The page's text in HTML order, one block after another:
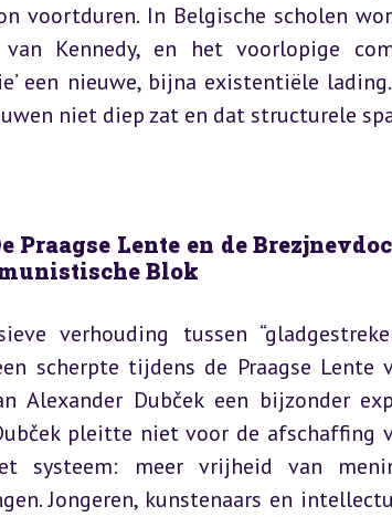
voortduren. In Belgische scholen
van Kennedy, en het voorlopige
een nieuwe, bijna existentiële
niet diep zat en dat structurele
Praagse Lente en de
Blok
verhouding tussen
scherpte tijdens de Praagse
Alexander Dubček een bijzonder
pleitte niet voor de
systeem: meer vrijheid van
Jongeren, kunstenaars en